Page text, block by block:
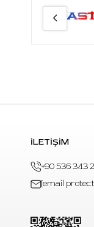
İLETİŞİM
+90 536 343
[email